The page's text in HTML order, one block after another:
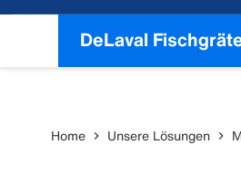
DeLaval
Home Unsere Lösungen